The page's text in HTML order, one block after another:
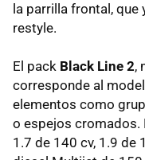
la parrilla frontal, que
restyle.
El pack Black Line 2,
corresponde al
elementos como
o espejos cromados.
1.7 de 140 cv, 1.9 de